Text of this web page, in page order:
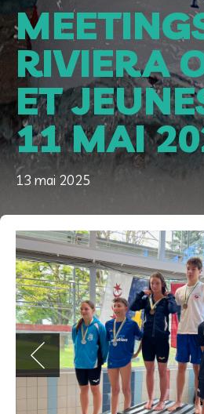
RIVIERA
ET
11 MAI
13 mai 2025